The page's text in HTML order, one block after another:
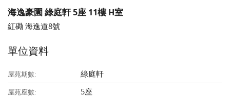
海逸豪園 綠庭軒 5座 11樓 H室
紅磡 海逸道8號
單位資料
屋苑期數: 綠庭軒
屋苑座數: 5座